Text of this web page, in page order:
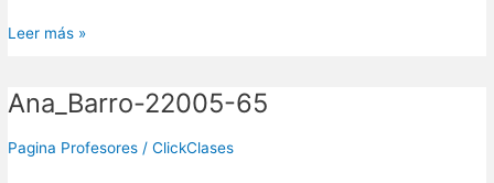
Leer más »
Ana_Barro-22005-65
Pagina Profesores /ClickClases
Ana_Barro-
65